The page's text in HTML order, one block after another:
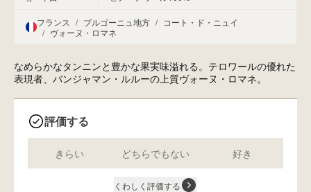
フランス / ブルゴーニュ地方 / コート・ド・ニュイ
/ ヴォーヌ・ロマネ
なめらかなタンニンと豊かな果実味溢れる。テロワールの優れた
表現者、バンジャマン・ルルーの上質ヴォーヌ・ロマネ。
評価する
きらい どちらでもない 好き
くわしく評価する